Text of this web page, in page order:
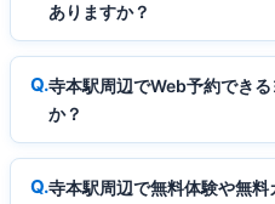
ありますか？
寺本駅周辺でWeb予約でき
か？
寺本駅周辺で無料体験や無